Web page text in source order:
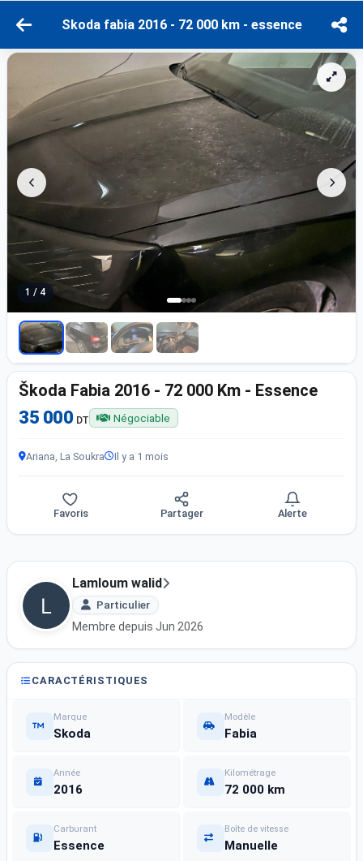
Skoda fabia 2016 - 72 000 km - essence
1 / 4
Škoda Fabia 2016 - 72 000 Km - Essence
35 000 DT Négociable
Ariana, La Soukra Il y a 1 mois
Favoris Partager Alerte
Lamloum walid
Particulier
Membre depuis Jun 2026
CARACTÉRISTIQUES
Marque
Skoda
Modèle
Fabia
Année
2016
Kilométrage
72 000 km
Carburant
Essence
Boîte de vitesse
Manuelle